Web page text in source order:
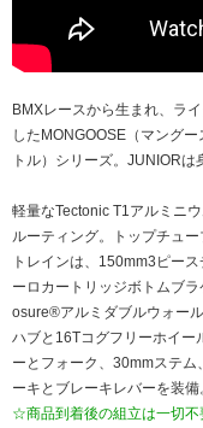
BMXレースから生まれ、ラ
したMONGOOSE（マング
トル）シリーズ。JUNIORは
軽量なTectonic T1アルミニ
ルーティング。トップチュ
トレインは、150mm3ピー
ーロカートリッジボトムブ
osure®アルミダブルウォー
ハブと16Tコグフリーホイー
ーとフォーク、30mmステ
ーキとブレーキレバーを装備
☆商品到着後の組立は一切不